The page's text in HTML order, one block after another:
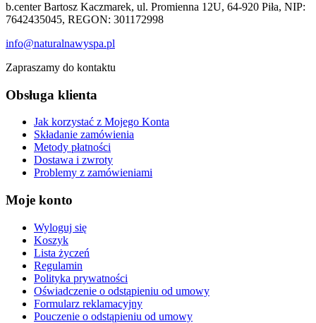
b.center Bartosz Kaczmarek, ul. Promienna 12U, 64-920 Piła, NIP:
7642435045, REGON: 301172998
info@naturalnawyspa.pl
Zapraszamy do kontaktu
Obsługa klienta
Jak korzystać z Mojego Konta
Składanie zamówienia
Metody płatności
Dostawa i zwroty
Problemy z zamówieniami
Moje konto
Wyloguj się
Koszyk
Lista życzeń
Regulamin
Polityka prywatności
Oświadczenie o odstąpieniu od umowy
Formularz reklamacyjny
Pouczenie o odstąpieniu od umowy